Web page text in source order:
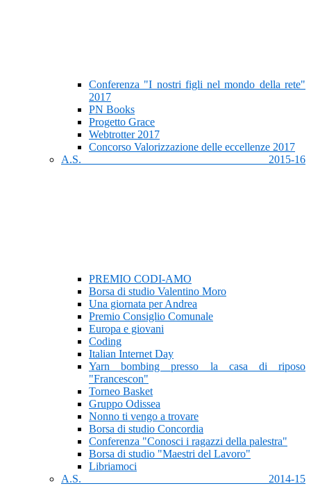
Conferenza "I nostri figli nel mondo della rete"
2017
PN Books
Progetto Grace
Webtrotter 2017
Concorso Valorizzazione delle eccellenze 2017
A.S. 2015-16
PREMIO CODI-AMO
Borsa di studio Valentino Moro
Una giornata per Andrea
Premio Consiglio Comunale
Europa e giovani
Coding
Italian Internet Day
Yarn bombing presso la casa di riposo
"Francescon"
Torneo Basket
Gruppo Odissea
Nonno ti vengo a trovare
Borsa di studio Concordia
Conferenza "Conosci i ragazzi della palestra"
Borsa di studio "Maestri del Lavoro"
Libriamoci
A.S. 2014-15